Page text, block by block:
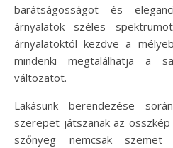
barátságosságot és
árnyalatok széles
árnyalatoktól kezdve a
mindenki megtalálhatja a
változatot.
Lakásunk berendezése
szerepet játszanak az összkép
szőnyeg nemcsak szemet